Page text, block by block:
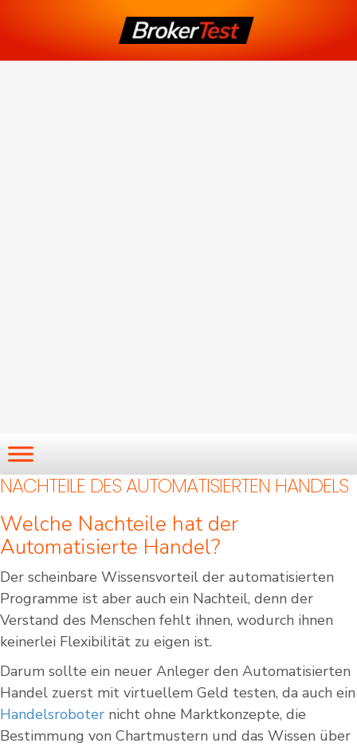
NACHTEILE DES AUTOMATISIERTEN HANDELS
Welche Nachteile hat der
Automatisierte Handel?
Der scheinbare Wissensvorteil der automatisierten
Programme ist aber auch ein Nachteil, denn der
Verstand des Menschen fehlt ihnen, wodurch ihnen
keinerlei Flexibilität zu eigen ist.
Darum sollte ein neuer Anleger den Automatisierten
Handel zuerst mit virtuellem Geld testen, da auch ein
Handelsroboter nicht ohne Marktkonzepte, die
Bestimmung von Chartmustern und das Wissen über